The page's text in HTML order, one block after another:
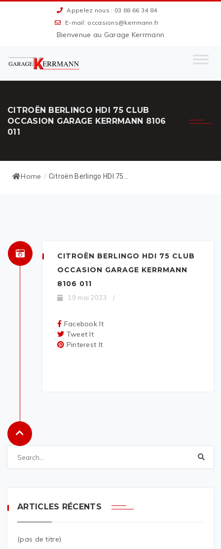
Appelez nous : 03 88 66 34 84
E-mail: occasions@kerrmann.fr
Bienvenue au Garage Kerrmann
CITROËN BERLINGO HDI 75 CLUB
OCCASION GARAGE KERRMANN 8106
011
Home / Citroën Berlingo HDI 75...
CITROËN BERLINGO HDI 75 CLUB
OCCASION GARAGE KERRMANN
8106 011
19 mai 2023 /
Facebook It
Tweet It
Pinterest It
ARTICLES RÉCENTS
(pas de titre)